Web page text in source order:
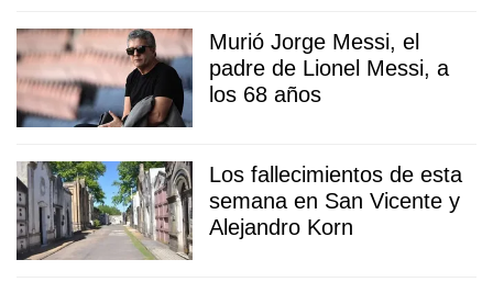
Murió Jorge Messi, el
padre de Lionel Messi, a
los 68 años
Los fallecimientos de esta
semana en San Vicente y
Alejandro Korn